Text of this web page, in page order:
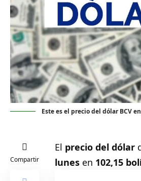
Este es el precio del dólar BCV
Compartir
El precio deldólar
lunes en 102,15